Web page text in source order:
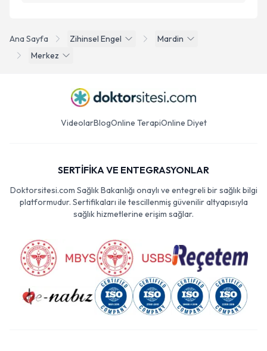
Ana Sayfa Zihinsel Engel
Mardin
Merkez
VideolarBlogOnline TerapiOnline Diyet
SERTİFİKA VE ENTEGRASYONLAR
Doktorsitesi.com Sağlık Bakanlığı onaylı ve entegreli bir sağlık bilgi
platformudur. Sertifikaları ile tescillenmiş güvenilir altyapısıyla
sağlık hizmetlerine erişim sağlar.